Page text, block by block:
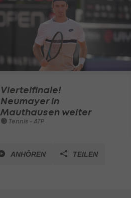
Viertelfinale!
Neumayer in
Mauthausen weiter
Tennis - ATP
ANHÖREN TEILEN